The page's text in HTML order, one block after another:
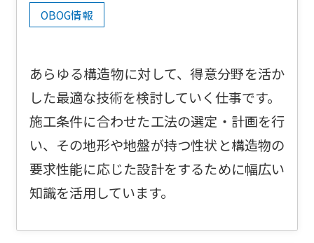
OBOG情報
あらゆる構造物に対して、得意分野を活か
した最適な技術を検討していく仕事です。
施工条件に合わせた工法の選定・計画を行
い、その地形や地盤が持つ性状と構造物の
要求性能に応じた設計をするために幅広い
知識を活用しています。